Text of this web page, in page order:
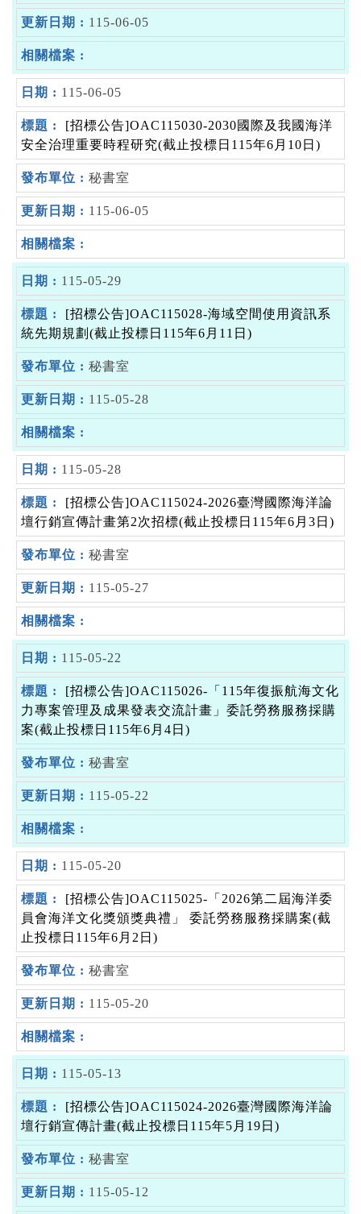
115-06-05
115-06-05
[招標公告]OAC115030-2030國際及我國海洋
安全治理重要時程研究(截止投標日115年6月10日)
秘書室
115-06-05
115-05-29
[招標公告]OAC115028-海域空間使用資訊系
統先期規劃(截止投標日115年6月11日)
秘書室
115-05-28
115-05-28
[招標公告]OAC115024-2026臺灣國際海洋論
壇行銷宣傳計畫第2次招標(截止投標日115年6月3日)
秘書室
115-05-27
115-05-22
[招標公告]OAC115026-「115年復振航海文化
力專案管理及成果發表交流計畫」委託勞務服務採購
案(截止投標日115年6月4日)
秘書室
115-05-22
115-05-20
[招標公告]OAC115025-「2026第二屆海洋委
員會海洋文化獎頒獎典禮」 委託勞務服務採購案(截
止投標日115年6月2日)
秘書室
115-05-20
115-05-13
[招標公告]OAC115024-2026臺灣國際海洋論
壇行銷宣傳計畫(截止投標日115年5月19日)
秘書室
115-05-12